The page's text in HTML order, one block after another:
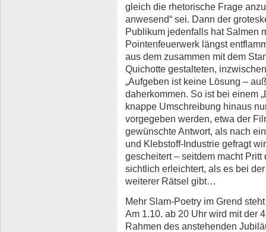
gleich die rhetorische Frage
anwesend“ sei. Dann der
Publikum jedenfalls hat Salmen
Pointenfeuerwerk längst
aus dem zusammen mit dem
Quichotte gestalteten,
„Aufgeben ist keine Lösung –
daherkommen. So ist bei einem
knappe Umschreibung hinaus
vorgegeben werden, etwa der
gewünschte Antwort, als nach
und Klebstoff-Industrie gefragt
gescheitert – seitdem macht
sichtlich erleichtert, als es bei
weiterer Rätsel gibt…
Mehr Slam-Poetry im Grend
Am 1.10. ab 20 Uhr wird mit der
Rahmen des anstehenden